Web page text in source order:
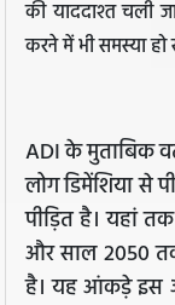
की याददाश्त चली
करने में भी समस्या
ADI के मुताबिक
लोग डिमेंशिया से
पीड़ित है। यहां
और साल 2050
है। यह आंकड़े इस